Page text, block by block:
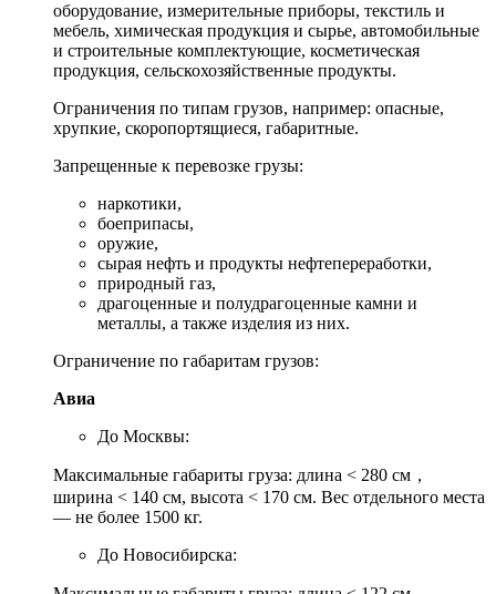
оборудование, измерительные приборы, текстиль и
мебель, химическая продукция и сырье, автомобильные
и строительные комплектующие, косметическая
продукция, сельскохозяйственные продукты.
Ограничения по типам грузов, например: опасные,
хрупкие, скоропортящиеся, габаритные.
Запрещенные к перевозке грузы:
наркотики,
боеприпасы,
оружие,
сырая нефть и продукты нефтепереработки,
природный газ,
драгоценные и полудрагоценные камни и
металлы, а также изделия из них.
Ограничение по габаритам грузов:
Авиа
До Москвы:
Максимальные габариты груза: длина < 280 см，
ширина < 140 см, высота < 170 см. Вес отдельного места
— не более 1500 кг.
До Новосибирска: